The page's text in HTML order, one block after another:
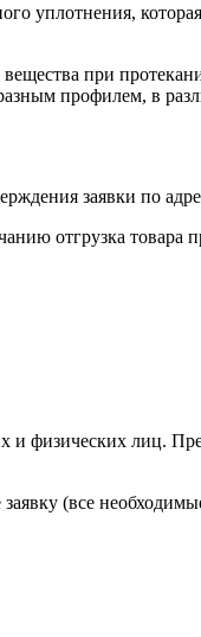
уплотнения,
при
профилем, в
заявки по
отгрузка
и физических лиц.
заявку (все